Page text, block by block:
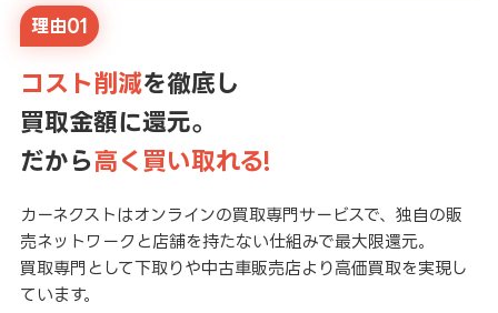
理由01
コスト削減を徹底し
買取金額に還元。
だから高く買い取れる!
カーネクストはオンラインの買取専門サービスで、独自の販
売ネットワークと店舗を持たない仕組みで最大限還元。
買取専門として下取りや中古車販売店より高価買取を実現し
ています。